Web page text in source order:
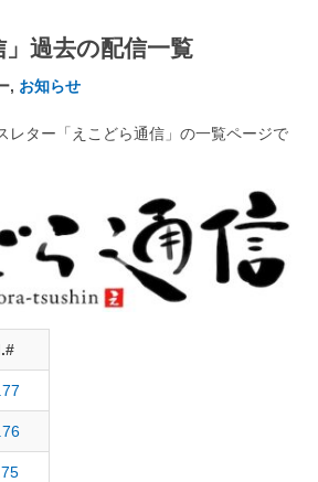
」過去の配信一覧
, お知らせ
レター「えこどら通信」の一覧ページで